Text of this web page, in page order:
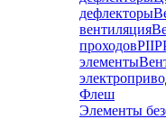
дефлекторы
вентиляция
проходов
элементы
Флеш
Элементы